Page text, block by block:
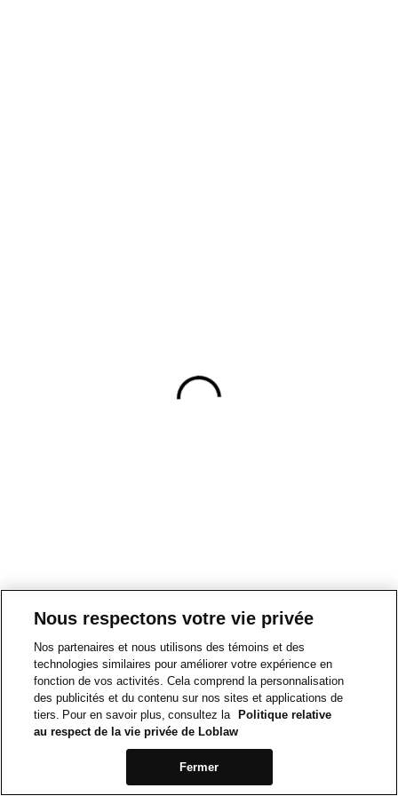
Nous respectons votre vie privée
Nos partenaires et nous utilisons des témoins et des
technologies similaires pour améliorer votre expérience en
fonction de vos activités. Cela comprend la personnalisation
des publicités et du contenu sur nos sites et applications de
tiers. Pour en savoir plus, consultez la
Politique relative
au respect de la vie privée de Loblaw
Fermer